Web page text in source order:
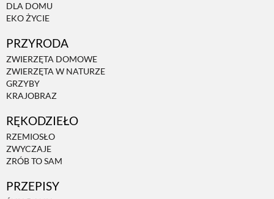
DLA DOMU
EKO ŻYCIE
PRZYRODA
ZWIERZĘTA DOMOWE
ZWIERZĘTA W NATURZE
GRZYBY
KRAJOBRAZ
RĘKODZIEŁO
RZEMIOSŁO
ZWYCZAJE
ZRÓB TO SAM
PRZEPISY
ZWIERZĘTA W NATURZE